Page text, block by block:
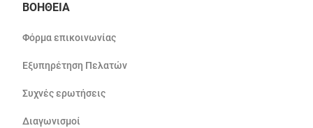
ΒΟΗΘΕΙΑ
Φόρμα επικοινωνίας
Εξυπηρέτηση Πελατών
Συχνές ερωτήσεις
Διαγωνισμοί